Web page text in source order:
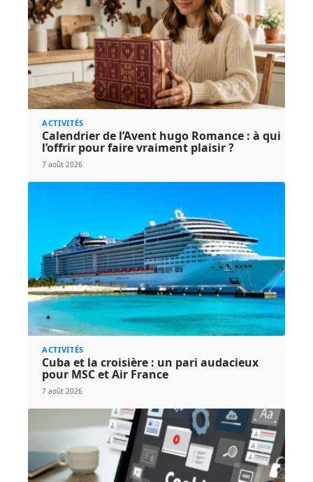
ACTIVITÉS
Calendrier de l’Avent hugo Romance : à qui
l’offrir pour faire vraiment plaisir ?
7 août 2026
ACTIVITÉS
Cuba et la croisière : un pari audacieux
pour MSC et Air France
7 août 2026